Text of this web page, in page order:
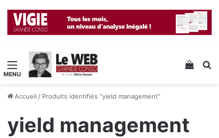
Menu Voir
Accueil / Produits identifiés “yield management”
yield management